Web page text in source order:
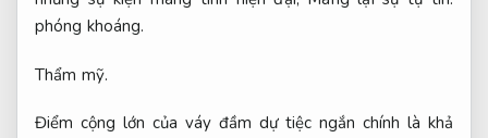
phóng khoáng.
Thẩm mỹ.
Điểm cộng lớn của váy đầm dự tiệc ngắn chính là khả